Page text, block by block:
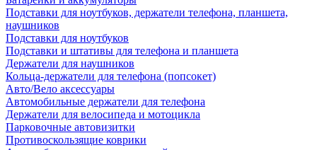
Подставки для ноутбуков, держатели телефона, планшета,
наушников
Подставки для ноутбуков
Подставки и штативы для телефона и планшета
Держатели для наушников
Кольца-держатели для телефона (попсокет)
Авто/Вело аксессуары
Автомобильные держатели для телефона
Держатели для велосипеда и мотоцикла
Парковочные автовизитки
Противоскользящие коврики